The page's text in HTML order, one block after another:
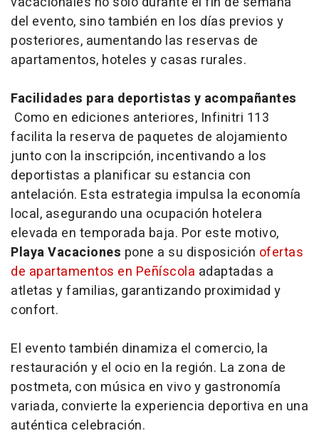
del evento, sino también en los días previos y
posteriores, aumentando las reservas de
apartamentos, hoteles y casas rurales.
Facilidades para deportistas y acompañantes
Como en ediciones anteriores, Infinitri 113
facilita la reserva de paquetes de alojamiento
junto con la inscripción, incentivando a los
deportistas a planificar su estancia con
antelación. Esta estrategia impulsa la economía
local, asegurando una ocupación hotelera
elevada en temporada baja. Por este motivo,
Playa Vacaciones pone a su disposición ofertas
de apartamentos en Peñíscola adaptadas a
atletas y familias, garantizando proximidad y
confort.
El evento también dinamiza el comercio, la
restauración y el ocio en la región. La zona de
postmeta, con música en vivo y gastronomía
variada, convierte la experiencia deportiva en una
auténtica celebración.